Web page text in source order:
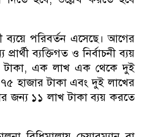
ব্যয়ে পরিবর্তন এসেছে। আগের
ব্যক্তিগত ও নির্বাচনী ব্যয়
টাকা, এক লাখ এক থেকে দুই
হাজার টাকা এবং দুই লাখের
জন্য ১১ লাখ টাকা ব্যয় করতে